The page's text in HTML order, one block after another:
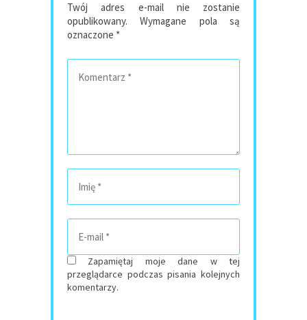
Twój adres e-mail nie zostanie
opublikowany.
Wymagane pola są
oznaczone *
Zapamiętaj moje dane w tej
przeglądarce podczas pisania kolejnych
komentarzy.